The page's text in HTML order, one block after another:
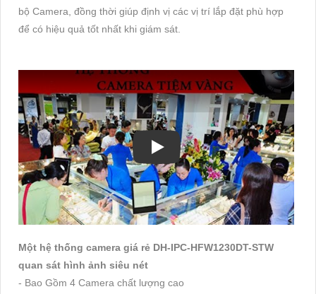
bộ Camera, đồng thời giúp định vị các vị trí lắp đặt phù hợp
để có hiệu quả tốt nhất khi giám sát.
Một hệ thống camera giá rẻ DH-IPC-HFW1230DT-STW
quan sát hình ảnh siêu nét
- Bao Gồm 4 Camera chất lượng cao